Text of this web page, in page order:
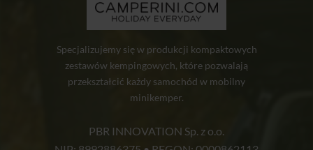
Specjalizujemy się w produkcji kompaktowych
zestawów kempingowych, które pozwalają
przekształcić każdy samochód w mobilny
minikemper.
PBR INNOVATION Sp. z o.o.